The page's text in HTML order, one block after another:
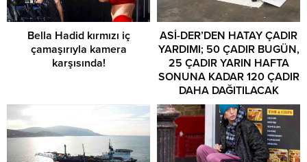
Bella Hadid kırmızı iç
çamaşırıyla kamera
karşısında!
ASİ-DER’DEN HATAY ÇADIR
YARDIMI; 50 ÇADIR BUGÜN,
25 ÇADIR YARIN HAFTA
SONUNA KADAR 120 ÇADIR
DAHA DAĞITILACAK